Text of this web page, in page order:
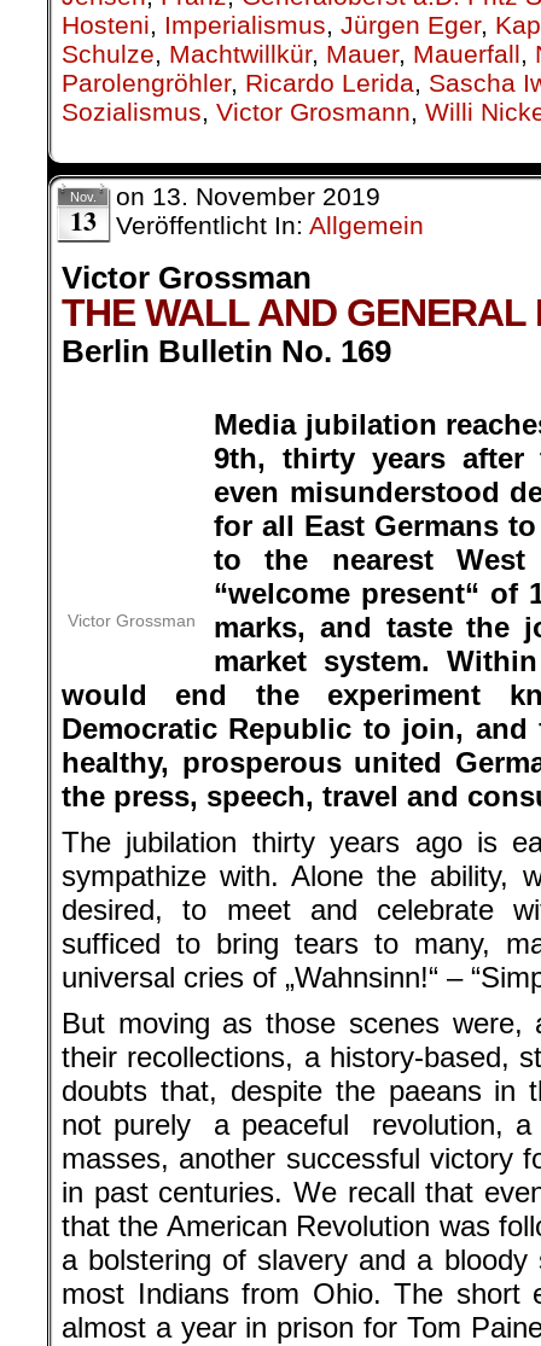
Hosteni, Imperialismus, Jürgen Eger,
Schulze, Machtwillkür, Mauer, Mauerfall,
Parolengröhler, Ricardo Lerida, Sascha
Sozialismus, Victor Grosmann, Willi
Nov.
13
on 13. November 2019
Veröffentlicht In: Allgemein
Victor Grossman
THE WALL AND GENERAL
Berlin Bulletin No. 169
Media jubilation
9th, thirty years after
even misunderstood
for all East Germans to
nearest West Berlin bank for
100 prized West German
western free market system.
would end the experiment
Democratic Republic to join,
healthy, prosperous united
the press, speech, travel and
The jubilation thirty years ago is
sympathize with. Alone the ability,
desired, to meet and celebrate
sufficed to bring tears to many,
universal cries of „Wahnsinn!“ –
But moving as those scenes
their recollections, a history-based,
doubts that, despite the paeans in
not purely a peaceful revolution, a
masses, another successful victory
in past centuries. We recall that
that the American Revolution was
a bolstering of slavery and a
most Indians from Ohio. The short
almost a year in prison for Tom
can also make very false judgements.